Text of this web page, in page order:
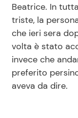
Beatrice. In
triste, la
che ieri sera
volta è stato
invece che
preferito
aveva da dire.